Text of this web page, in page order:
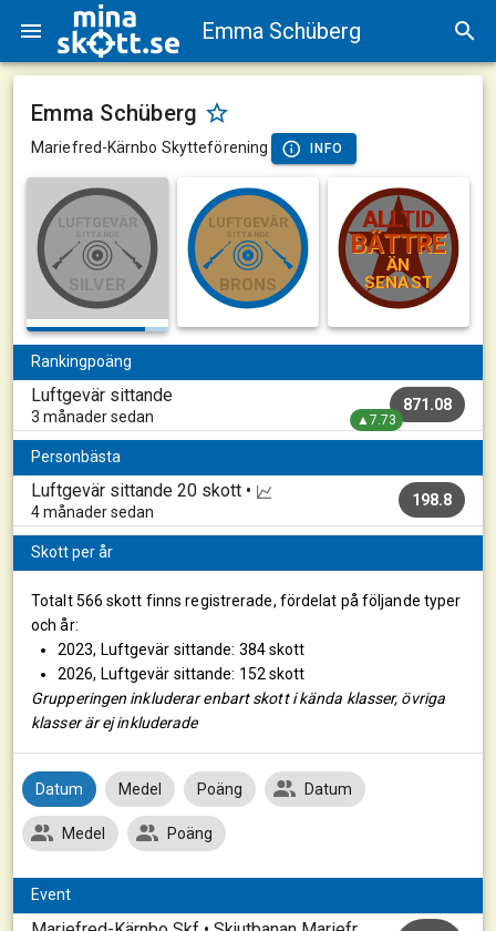
Emma Schüberg
Emma Schüberg
Mariefred-Kärnbo Skytteförening INFO
LUFTGEVÄR
SITTANDE
SILVER
LUFTGEVÄR
SITTANDE
BRONS
ALLTID
ALLTID
BÄTTRE
BÄTTRE
ÄN
ÄN
SENAST
SENAST
Rankingpoäng
Luftgevär sittande
3 månader sedan
871.08
▲7.73
Personbästa
Luftgevär sittande 20 skott •
4 månader sedan
198.8
Skott per år
Totalt 566 skott finns registrerade, fördelat på följande typer
och år:
2023, Luftgevär sittande: 384 skott
2026, Luftgevär sittande: 152 skott
Grupperingen inkluderar enbart skott i kända klasser, övriga
klasser är ej inkluderade
Datum Medel Poäng Datum
Medel Poäng
Event